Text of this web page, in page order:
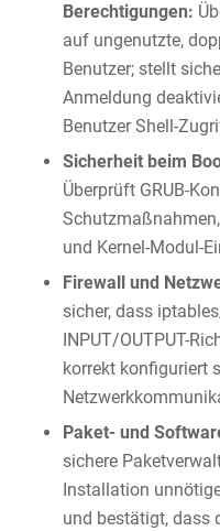
Berechtigungen:
auf ungenutzte,
Benutzer; stellt
Anmeldung
Benutzer Shell-
Sicherheit beim
Überprüft GRUB-
und Kernel-Modul-
Firewall und
sicher, dass
INPUT/OUTPUT-
korrekt konfiguriert
Paket- und
sichere
Installation
und bestätigt, dass